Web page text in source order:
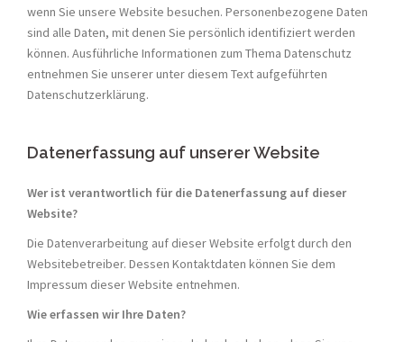
wenn Sie unsere Website besuchen. Personenbezogene Daten
sind alle Daten, mit denen Sie persönlich identifiziert werden
können. Ausführliche Informationen zum Thema Datenschutz
entnehmen Sie unserer unter diesem Text aufgeführten
Datenschutzerklärung.
Datenerfassung auf unserer Website
Wer ist verantwortlich für die Datenerfassung auf dieser
Website?
Die Datenverarbeitung auf dieser Website erfolgt durch den
Websitebetreiber. Dessen Kontaktdaten können Sie dem
Impressum dieser Website entnehmen.
Wie erfassen wir Ihre Daten?